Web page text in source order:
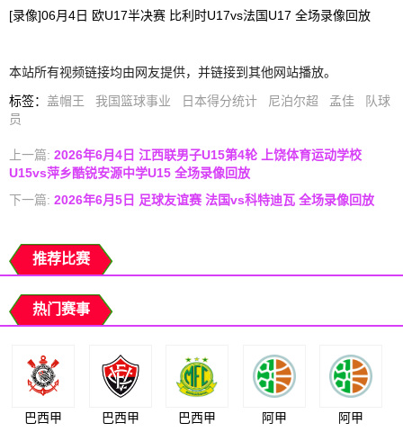
[录像]06月4日 欧U17半决赛 比利时U17vs法国U17 全场录像回放
本站所有视频链接均由网友提供，并链接到其他网站播放。
标签： 盖帽王 我国篮球事业 日本得分统计 尼泊尔超 孟佳
队球
员
上一篇: 2026年6月4日 江西联男子U15第4轮 上饶体育运动学校
U15vs萍乡酷锐安源中学U15 全场录像回放
下一篇: 2026年6月5日 足球友谊赛 法国vs科特迪瓦 全场录像回放
推荐比赛
热门赛事
巴西甲 巴西甲 巴西甲 阿甲 阿甲